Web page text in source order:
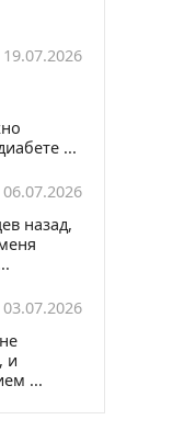
19.07.2026
...
06.07.2026
назад,
03.07.2026
и
...